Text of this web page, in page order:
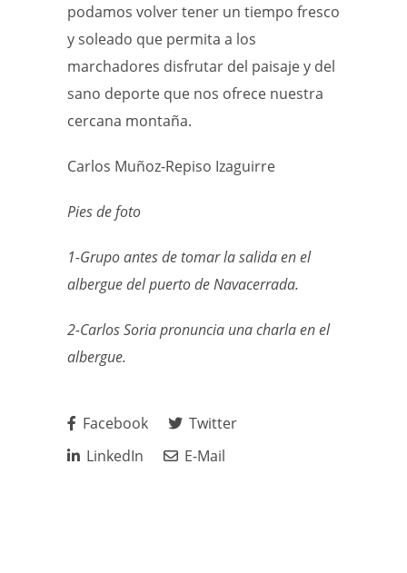
podamos volver tener un tiempo fresco
y soleado que permita a los
marchadores disfrutar del paisaje y del
sano deporte que nos ofrece nuestra
cercana montaña.
Carlos Muñoz-Repiso Izaguirre
Pies de foto
1-Grupo antes de tomar la salida en el
albergue del puerto de Navacerrada.
2-Carlos Soria pronuncia una charla en el
albergue.
Facebook
Twitter
LinkedIn
E-Mail